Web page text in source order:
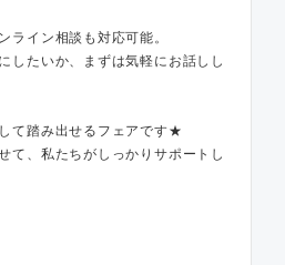
ライン相談も対応可能。
したいか、まずは気軽にお話しし
て踏み出せるフェアです★
て、私たちがしっかりサポートし